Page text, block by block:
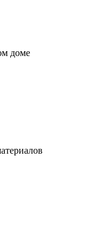
доме